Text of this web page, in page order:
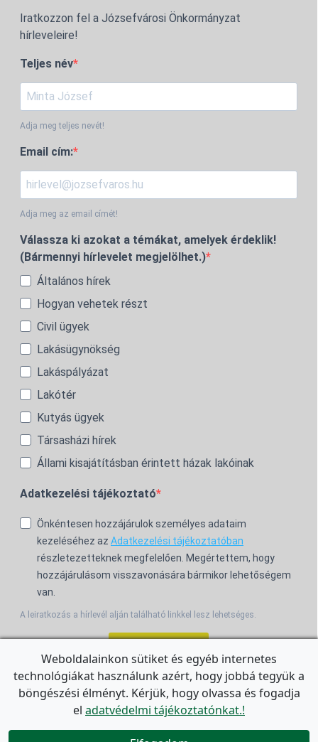
Iratkozzon fel a Józsefvárosi Önkormányzat
hírleveleire!
Teljes név
Adja meg teljes nevét!
Email cím:
Adja meg az email címét!
Válassza ki azokat a témákat, amelyek érdeklik!
(Bármennyi hírlevelet megjelölhet.)
Általános hírek
Hogyan vehetek részt
Civil ügyek
Lakásügynökség
Lakáspályázat
Lakótér
Kutyás ügyek
Társasházi hírek
Állami kisajátításban érintett házak lakóinak
Adatkezelési tájékoztató
Önkéntesen hozzájárulok személyes adataim
kezeléséhez az Adatkezelési tájékoztatóban
részletezetteknek megfelelően. Megértettem, hogy
hozzájárulásom visszavonására bármikor lehetőségem
van.
A leiratkozás a hírlevél alján található linkkel lesz lehetséges.
For the English Newsletter, clickHERE.

Weboldalainkon sütiket és egyéb internetes
technológiákat használunk azért, hogy jobbá tegyük a
böngészési élményt. Kérjük, hogy olvassa és fogadja
el adatvédelmi tájékoztatónkat.!